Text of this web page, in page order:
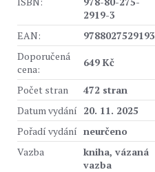
2919-3
EAN:
9788027529193
Doporučená
cena:
649 Kč
Počet stran
472 stran
Datum vydání 20. 11. 2025
Pořadí vydání neurčeno
Vazba
kniha, vázaná
vazba